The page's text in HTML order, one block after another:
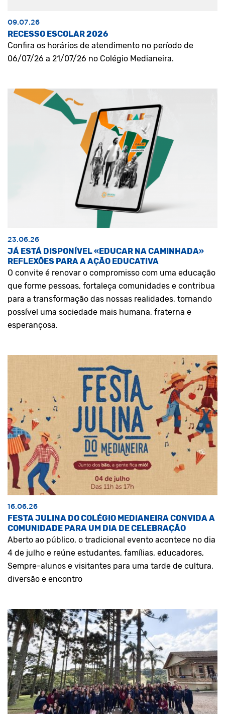
09.07.26
RECESSO ESCOLAR 2026
Confira os horários de atendimento no período de
06/07/26 a 21/07/26 no Colégio Medianeira.
23.06.26
JÁ ESTÁ DISPONÍVEL «EDUCAR NA CAMINHADA»
REFLEXÕES PARA A AÇÃO EDUCATIVA
O convite é renovar o compromisso com uma educação
que forme pessoas, fortaleça comunidades e contribua
para a transformação das nossas realidades, tornando
possível uma sociedade mais humana, fraterna e
esperançosa.
16.06.26
FESTA JULINA DO COLÉGIO MEDIANEIRA CONVIDA A
COMUNIDADE PARA UM DIA DE CELEBRAÇÃO
Aberto ao público, o tradicional evento acontece no dia
4 de julho e reúne estudantes, famílias, educadores,
Sempre-alunos e visitantes para uma tarde de cultura,
diversão e encontro